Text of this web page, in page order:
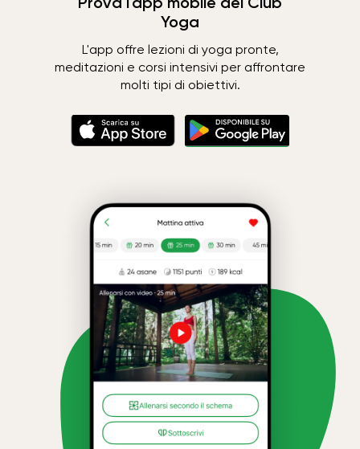
Yoga
L'app offre lezioni di yoga pronte,
meditazioni e corsi intensivi per affrontare
molti tipi di obiettivi.